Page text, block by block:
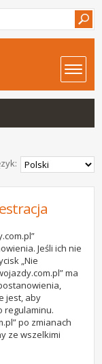
Jeśli ich nie
„Nie
ma
jest, aby
regulaminu.
po zmianach
ze wszelkimi